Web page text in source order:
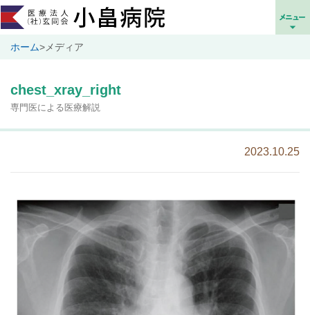
ホーム> メディア
chest_xray_right
専門医による医療解説
2023.10.25